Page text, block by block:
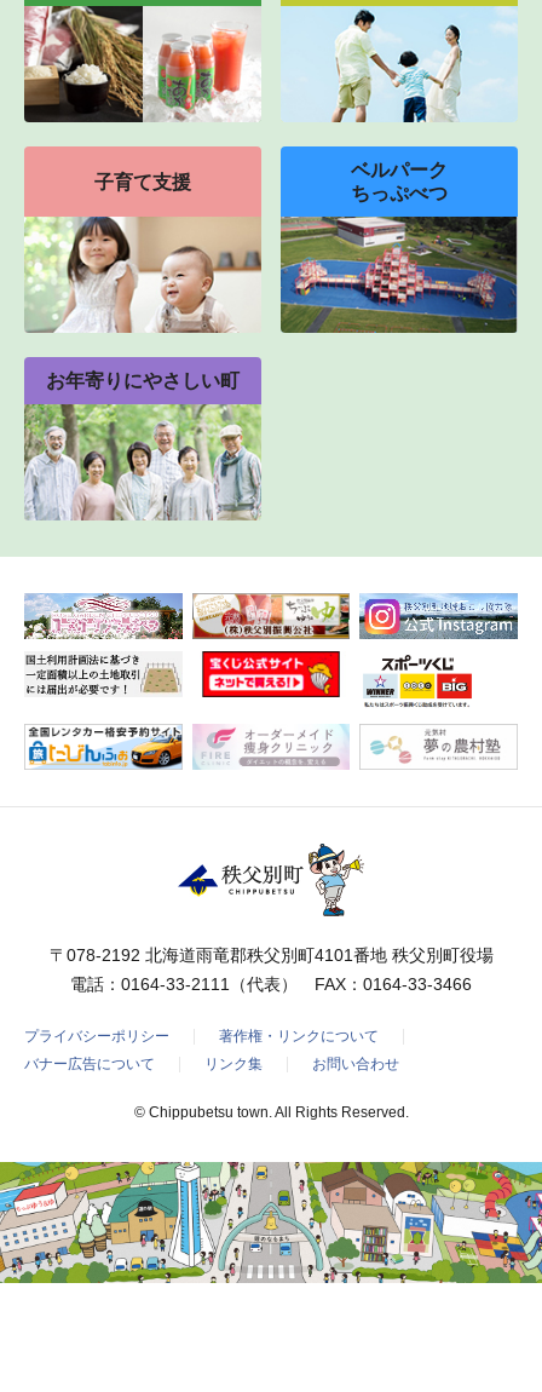
子育て支援
ベルパーク
ちっぷべつ
お年寄りにやさしい町
〒078-2192 北海道雨竜郡秩父別町4101番地 秩父別町役場
電話： 0164-33-2111 （代表） FAX：0164-33-3466
プライバシーポリシー
著作権・リンクについて
バナー広告について
リンク集 お問い合わせ
© Chippubetsu town. All Rights Reserved.